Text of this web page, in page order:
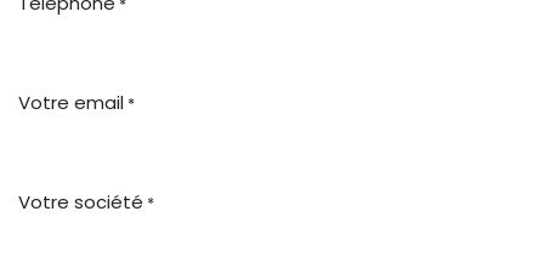
*
Votre email *
Votre société *